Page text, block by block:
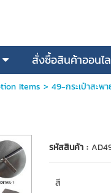
สั่งซื้อสินค้าออนไ
Items > 49-กระเป๋าสะพา
รหัสสินค้า :
สี